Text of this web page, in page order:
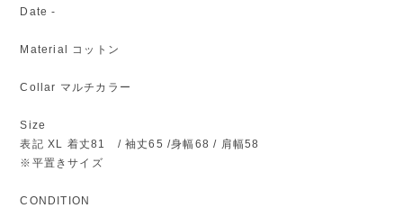
Date -
Material コットン
Collar マルチカラー
Size
表記 XL 着丈81 / 袖丈65 /身幅68 / 肩幅58
※平置きサイズ
CONDITION